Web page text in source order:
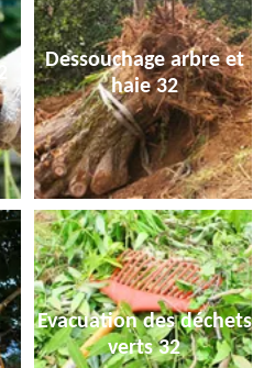
Dessouchage arbre et
haie 32
Evacuation des déchets
verts 32